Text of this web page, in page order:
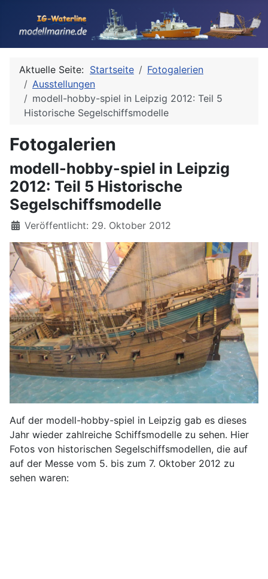
Aktuelle Seite: Startseite
Fotogalerien
Ausstellungen
modell-hobby-spiel in Leipzig 2012: Teil 5
Historische Segelschiffsmodelle
Fotogalerien
modell-hobby-spiel in Leipzig
2012: Teil 5 Historische
Segelschiffsmodelle
Details
Veröffentlicht: 29. Oktober 2012
Auf der modell-hobby-spiel in Leipzig gab es dieses
Jahr wieder zahlreiche Schiffsmodelle zu sehen. Hier
Fotos von historischen Segelschiffsmodellen, die auf
auf der Messe vom 5. bis zum 7. Oktober 2012 zu
sehen waren: